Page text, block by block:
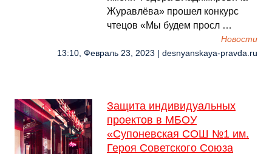
Журавлёва» прошел конкурс
чтецов «Мы будем просл …
Новости
13:10, Февраль 23, 2023 | desnyanskaya-pravda.ru
Защита индивидуальных
проектов в МБОУ
«Супоневская СОШ №1 им.
Героя Советского Союза